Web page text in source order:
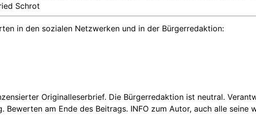
Schrot
in den sozialen Netzwerken und in der Bürgerredaktion:
Originalleserbrief. Die Bürgerredaktion ist neutral.
am Ende des Beitrags. INFO zum Autor, auch alle